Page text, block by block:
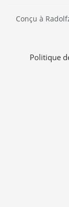
Conçu à
Politique